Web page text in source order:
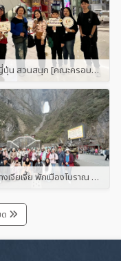
ทริปญี่ปุ่น สวนสนุก [คณะครอบครัวประตูไชโยฯ]
ทริปจางเจียเจี้ย พักเมืองโบราณ 2 เมือง [กรุ๊ปจอยทัวร์ โดย บัดดี้ทริป ทราเวล]